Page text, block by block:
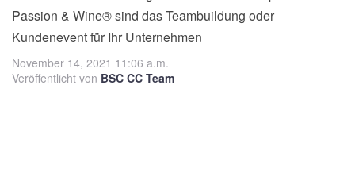
Passion & Wine® sind das Teambuildung oder
Kundenevent für Ihr Unternehmen
November 14, 2021 11:06 a.m.
Veröffentlicht von BSC CC Team